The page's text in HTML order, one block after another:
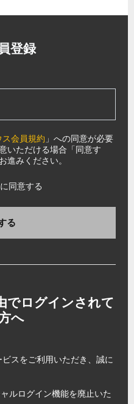
登録
会員規約 」への同意が必要
いただける場合「同意す
進みください。
同意する
る
でログインされて
へ
スをご利用いただき、誠に
ルログイン機能を廃止いた